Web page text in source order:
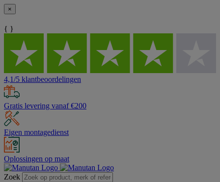
×
{ }
4,1/5 klantbeoordelingen
Gratis levering vanaf €200
Eigen montagedienst
Oplossingen op maat
Zoek